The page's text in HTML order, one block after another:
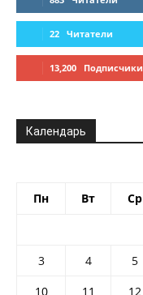
22 Читатели
13,200 Подписчики
Календарь
Пн Вт Ср
3
4 5
10
11 12